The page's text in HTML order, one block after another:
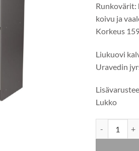
Runkovärit:
koivu ja
Korkeus
Liukuovi
Uravedin
Lukko